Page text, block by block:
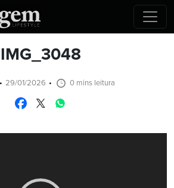
IMG_3048
29/01/2026 0 mins leitura